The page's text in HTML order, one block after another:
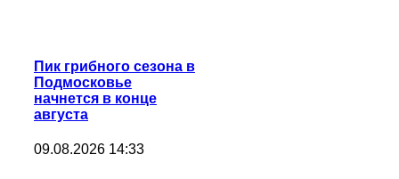
Пик грибного сезона в
Подмосковье
начнется в конце
августа
09.08.2026 14:33